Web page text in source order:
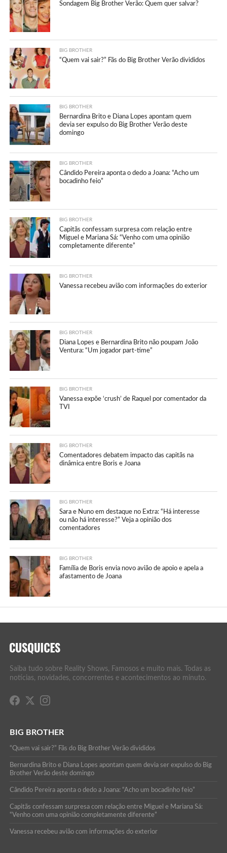
Sondagem Big Brother Verão: Quem quer salvar?
BIG BROTHER
“Quem vai sair?” Fãs do Big Brother Verão divididos
BIG BROTHER
Bernardina Brito e Diana Lopes apontam quem
devia ser expulso do Big Brother Verão deste
domingo
BIG BROTHER
Cândido Pereira aponta o dedo a Joana: “Acho um
bocadinho feio”
BIG BROTHER
Capitãs confessam surpresa com relação entre
Miguel e Mariana Sá: “Venho com uma opinião
completamente diferente”
BIG BROTHER
Vanessa recebeu avião com informações do exterior
BIG BROTHER
Diana Lopes e Bernardina Brito não poupam João
Ventura: “Um jogador part-time”
BIG BROTHER
Vanessa expõe ‘crush’ de Raquel por comentador da
TVI
BIG BROTHER
Comentadores debatem impacto das capitãs na
dinâmica entre Boris e Joana
BIG BROTHER
Sara e Nuno em destaque no Extra: “Há interesse
ou não há interesse?” Veja a opinião dos
comentadores
BIG BROTHER
Família de Boris envia novo avião de apoio e apela a
afastamento de Joana
Saiba tudo sobre Reality Shows, Famosos e muito mais. Todas as
notícias, novidades, concorrentes e acontecimentos ao minuto.
BIG BROTHER
“Quem vai sair?” Fãs do Big Brother Verão divididos
Bernardina Brito e Diana Lopes apontam quem devia ser expulso do Big
Brother Verão deste domingo
Cândido Pereira aponta o dedo a Joana: “Acho um bocadinho feio”
Capitãs confessam surpresa com relação entre Miguel e Mariana Sá:
“Venho com uma opinião completamente diferente”
Vanessa recebeu avião com informações do exterior